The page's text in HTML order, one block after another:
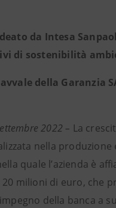
da Intesa
di sostenibilità
della Garanzia
2022 – La
nella
quale l’azienda è
milioni di euro, che
della banca